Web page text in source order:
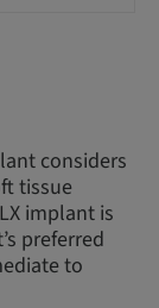
considers
tissue
implant is
preferred
to